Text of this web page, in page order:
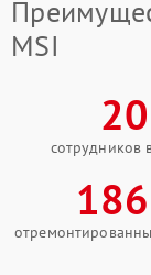
MSI
20
сотрудников